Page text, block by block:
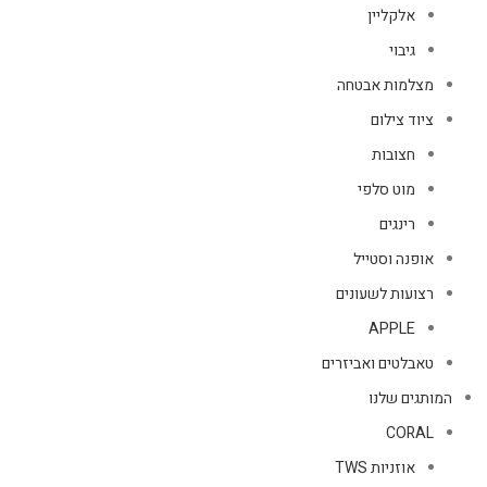
אלקליין
גיבוי
מצלמות אבטחה
ציוד צילום
חצובות
מוט סלפי
רינגים
אופנה וסטייל
רצועות לשעונים
APPLE
טאבלטים ואביזרים
המותגים שלנו
CORAL
אוזניות TWS